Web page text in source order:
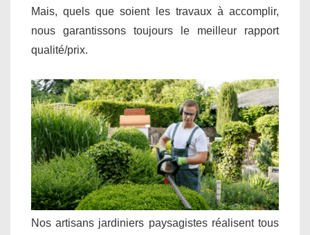
Mais, quels que soient les travaux à accomplir,
nous garantissons toujours le meilleur rapport
qualité/prix.
Nos artisans jardiniers paysagistes réalisent tous